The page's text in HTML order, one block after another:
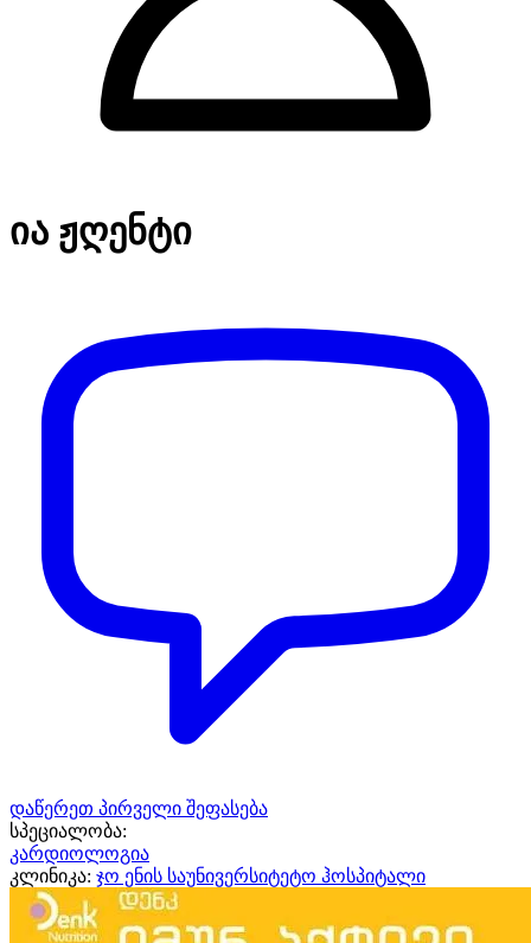
ია ჟღენტი
დაწერეთ პირველი შეფასება
სპეციალობა:
კარდიოლოგია
კლინიკა: ჯო ენის საუნივერსიტეტო ჰოსპიტალი